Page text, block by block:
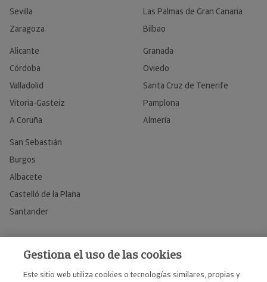
Sevilla
Zaragoza
Las Palmas de Gran Canaria
Bilbao
Alicante
Córdoba
Valladolid
Vitoria-Gasteiz
A Coruña
Granada
Oviedo
Santa Cruz de Tenerife
Pamplona
Almería
San Sebastián
Burgos
Albacete
Castelló de la Plana
Santander
Gestiona el uso de las cookies
Este sitio web utiliza cookies o tecnologías similares, propias y